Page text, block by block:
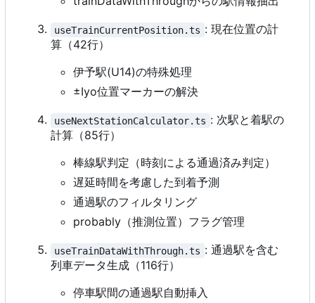
useTrainCurrentPosition.ts : 現在位置の計
算（42行）
伊予駅(U14)の特殊処理
±Iyo位置マーカーの解決
useNextStationCalculator.ts : 次駅と着駅の
計算（85行）
棒線駅判定（時刻による通過済み判定）
遅延時間を考慮した到着予測
通過駅のフィルタリング
probably（推測位置）フラグ管理
useTrainDataWithThrough.ts : 通過駅を含む
列車データ生成（116行）
停車駅間の通過駅自動挿入